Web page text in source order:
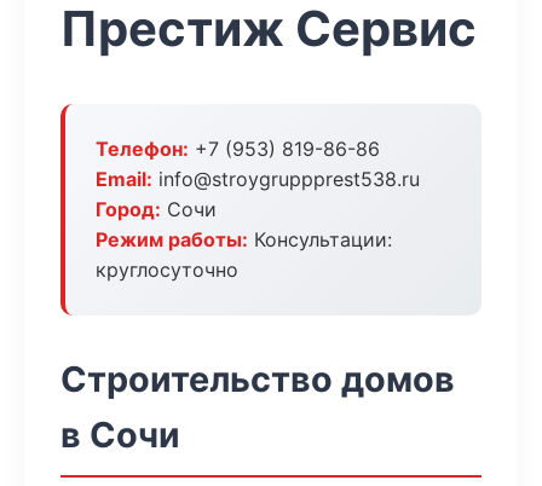
Престиж Сервис
Телефон: +7 (953) 819-86-86
Email: info@stroygruppprest538.ru
Город: Сочи
Режим работы: Консультации:
круглосуточно
Строительство домов
в Сочи